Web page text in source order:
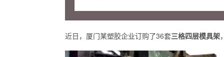
近日，厦门某塑胶企业订购了36套三格四层模具架